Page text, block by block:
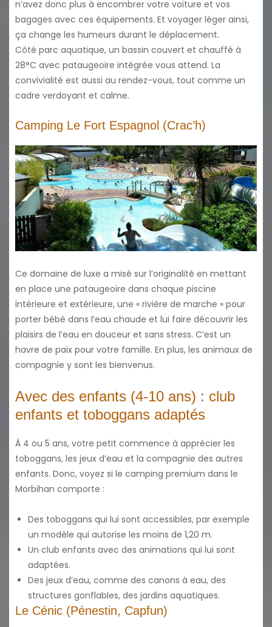
n’avez donc plus à encombrer votre voiture et vos
bagages avec ces équipements. Et voyager léger ainsi,
ça change les humeurs durant le déplacement.
Côté parc aquatique, un bassin couvert et chauffé à
28°C avec pataugeoire intégrée vous attend. La
convivialité est aussi au rendez-vous, tout comme un
cadre verdoyant et calme.
Camping Le Fort Espagnol (Crac’h)
Ce domaine de luxe a misé sur l’originalité en mettant
en place une pataugeoire dans chaque piscine
intérieure et extérieure, une « rivière de marche » pour
porter bébé dans l’eau chaude et lui faire découvrir les
plaisirs de l’eau en douceur et sans stress. C’est un
havre de paix pour votre famille. En plus, les animaux de
compagnie y sont les bienvenus.
Avec des enfants (4-10 ans) : club
enfants et toboggans adaptés
À 4 ou 5 ans, votre petit commence à apprécier les
toboggans, les jeux d’eau et la compagnie des autres
enfants. Donc, voyez si le camping premium dans le
Morbihan comporte :
Des toboggans qui lui sont accessibles, par exemple
un modèle qui autorise les moins de 1,20 m.
Un club enfants avec des animations qui lui sont
adaptées.
Des jeux d’eau, comme des canons à eau, des
structures gonflables, des jardins aquatiques.
Le Cénic (Pénestin, Capfun)